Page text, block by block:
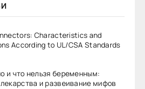
Characteristics and
According to UL/CSA Standards
и что нельзя беременным:
и развеивание мифов